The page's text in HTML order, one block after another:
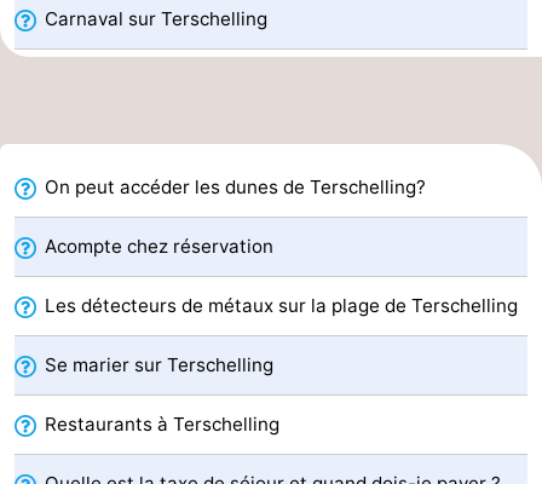
Schuttersbos
-
minutes
Plages
Voir
et
faire
Lieux
d'intérêt
-
Musées
-
Carnaval sur Terschelling
On peut accéder les dunes de Terschelling?
Acompte chez réservation
Les détecteurs de métaux sur la plage de Terschelling
Se marier sur Terschelling
Restaurants à Terschelling